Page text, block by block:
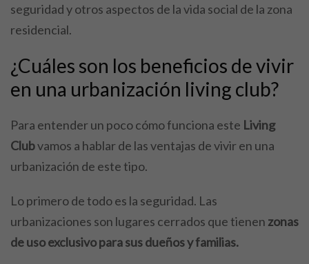
seguridad y otros aspectos de la vida social de la zona
residencial.
¿Cuáles son los beneficios de vivir
en una urbanización living club?
Para entender un poco cómo funciona este Living
Clubvamos a hablar de las ventajas de vivir en una
urbanización de este tipo.
Lo primero de todo es la seguridad. Las
urbanizaciones son lugares cerrados que tienen zonas
de uso exclusivo para sus dueños y familias.